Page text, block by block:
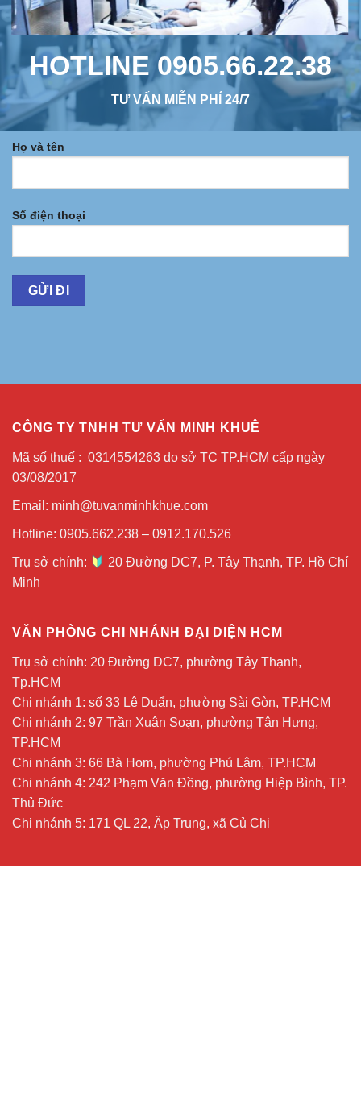
HOTLINE 0905.66.22.38
TƯ VẤN MIỄN PHÍ 24/7
Họ và tên
Số điện thoại
CÔNG TY TNHH TƯ VẤN MINH KHUÊ
Mã số thuế : 0314554263 do sở TC TP.HCM cấp ngày
03/08/2017
Email: minh@tuvanminhkhue.com
Hotline: 0905.662.238 – 0912.170.526
Trụ sở chính:
20 Đường DC7, P. Tây Thạnh, TP. Hồ Chí
Minh
VĂN PHÒNG CHI NHÁNH ĐẠI DIỆN HCM
Trụ sở chính: 20 Đường DC7, phường Tây Thạnh,
Tp.HCM
Chi nhánh 1: số 33 Lê Duẩn, phường Sài Gòn, TP.HCM
Chi nhánh 2: 97 Trần Xuân Soạn, phường Tân Hưng,
TP.HCM
Chi nhánh 3: 66 Bà Hom, phường Phú Lâm, TP.HCM
Chi nhánh 4: 242 Phạm Văn Đồng, phường Hiệp Bình, TP.
Thủ Đức
Chi nhánh 5: 171 QL 22, Ấp Trung, xã Củ Chi